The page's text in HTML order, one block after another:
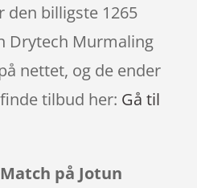
den billigste 1265
Drytech Murmaling
nettet, og de ender
tilbud her: Gå til
på Jotun